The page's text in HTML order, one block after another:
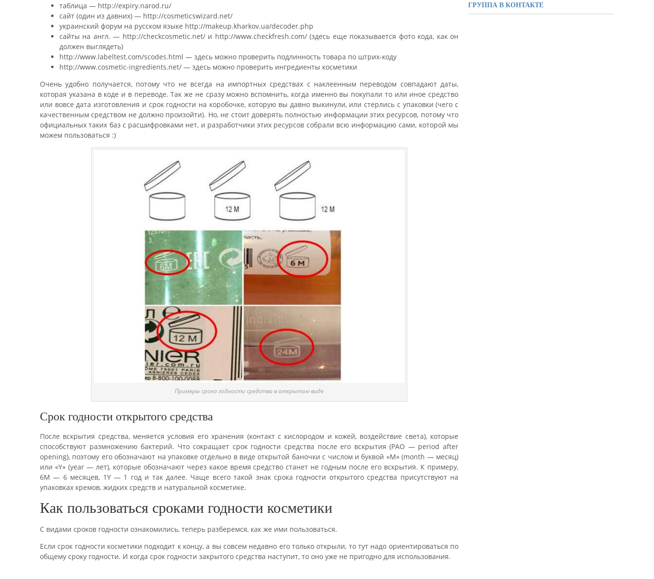
таблица — http://expiry.narod.ru/
сайт (один из давних) — http://cosmeticswizard.net/
украинский форум на русском языке http://makeup.kharkov.ua/decoder.php
сайты на англ. — http://checkcosmetic.net/ и http://www.checkfresh.com/ (здесь еще показывается фото кода, как он
должен выглядеть)
http://www.labeltest.com/scodes.html — здесь можно проверить подлинность товара по штрих-коду
http://www.cosmetic-ingredients.net/ — здесь можно проверить ингредиенты косметики
Очень удобно получается, потому что не всегда на импортных средствах с наклеенным переводом совпадают даты,
которая указана в коде и в переводе. Так же не сразу можно вспомнить, когда именно вы покупали то или иное средство
или вовсе дата изготовления и срок годности на коробочке, которую вы давно выкинули, или стерлись с упаковки (чего с
качественным средством не должно произойти). Но, не стоит доверять полностью информации этих ресурсов, потому что
официальных таких баз с расшифровками нет, и разработчики этих ресурсов собрали всю информацию сами, которой мы
можем пользоваться :)
Примеры срока годности средства в открытом виде
Срок годности открытого средства
После вскрытия средства, меняется условия его хранения (контакт с кислородом и кожей, воздействие света), которые
способствуют размножению бактерий. Что сокращает срок годности средства после его вскрытия (PAO — period after
opening), поэтому его обозначают на упаковке отдельно в виде открытой баночки с числом и буквой «М» (month — месяц)
или «Y» (year — лет), которые обозначают через какое время средство станет не годным после его вскрытия. К примеру,
6М — 6 месяцев, 1Y — 1 год и так далее. Чаще всего такой знак срока годности открытого средства присутствуют на
упаковках кремов, жидких средств и натуральной косметике.
Как пользоваться сроками годности косметики
С видами сроков годности ознакомились, теперь разберемся, как же ими пользоваться.
Если срок годности косметики подходит к концу, а вы совсем недавно его только открыли, то тут надо ориентироваться по
общему сроку годности. И когда срок годности закрытого средства наступит, то оно уже не пригодно для использования.
ГРУППА В КОНТАКТЕ